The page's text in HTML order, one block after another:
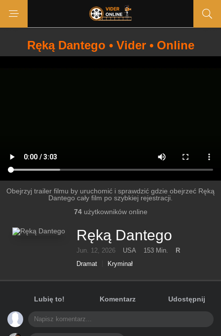
Ręką Dantego • Vider • Online
Obejrzyj trailer filmu by uruchomić i sprawdzić gdzie obejrzeć Ręką
Dantego cały film po szybkiej rejestracji.
74użytkowników online
Ręką Dantego
Jun. 12, 2026 USA 153 Min.
R
Dramat
Kryminał
Lubię to! Komentarz Udostępnij